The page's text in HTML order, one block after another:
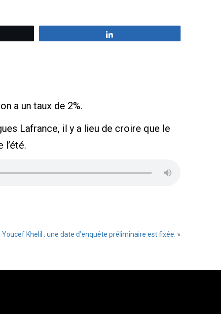
a un taux de 2%.
Lafrance, il y a lieu de croire que le
Khelil : une date d’enquête préliminaire est fixée. »